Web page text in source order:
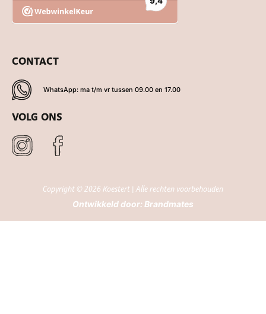
CONTACT
WhatsApp: ma t/m vr tussen 09.00 en 17.00
VOLG ONS
Copyright © 2026 Koestert | Alle rechten voorbehouden
Ontwikkeld door: Brandmates